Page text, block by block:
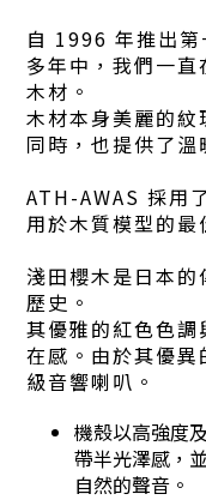
自 1996 年推出
多年中，我們一
木材。
木材本身美麗的
同時，也提供了溫
ATH-AWAS 採用
用於木質模型的最
淺田櫻木是日本
歷史。
其優雅的紅色色
在感。由於其優
級音響喇叭。
機殼以高強度
帶半光澤感，
自然的聲音。